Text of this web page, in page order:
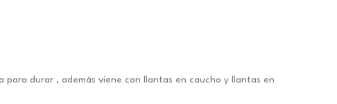
para durar , además viene con llantas en caucho y llantas en